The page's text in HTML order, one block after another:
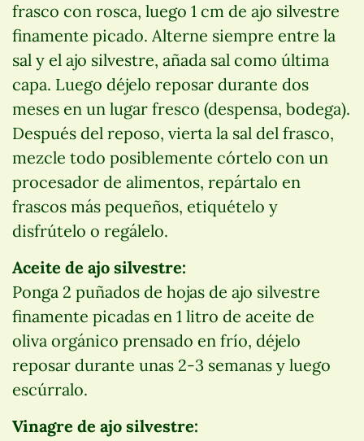
frasco con rosca, luego 1 cm de ajo silvestre
finamente picado. Alterne siempre entre la
sal y el ajo silvestre, añada sal como última
capa. Luego déjelo reposar durante dos
meses en un lugar fresco (despensa, bodega).
Después del reposo, vierta la sal del frasco,
mezcle todo posiblemente córtelo con un
procesador de alimentos, repártalo en
frascos más pequeños, etiquételo y
disfrútelo o regálelo.
Aceite de ajo silvestre:
Ponga 2 puñados de hojas de ajo silvestre
finamente picadas en 1 litro de aceite de
oliva orgánico prensado en frío, déjelo
reposar durante unas 2-3 semanas y luego
escúrralo.
Vinagre de ajo silvestre: